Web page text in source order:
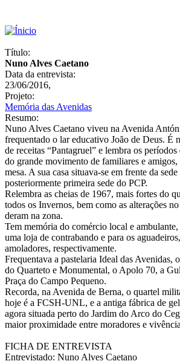
Título:
Nuno Alves Caetano
Data da entrevista:
23/06/2016,
Projeto:
Memória das Avenidas
Resumo:
Nuno Alves Caetano viveu na Avenida
frequentado o lar educativo João de Deus. É
de receitas “Pantagruel” e lembra os
do grande movimento de familiares e amigos,
mesa. A sua casa situava-se em frente da
posteriormente primeira sede do PCP.
Relembra as cheias de 1967, mais fortes do
todos os Invernos, bem como as alterações
deram na zona.
Tem memória do comércio local e ambulante,
uma loja de contrabando e para os
amoladores, respectivamente.
Frequentava a pastelaria Ideal das Avenidas,
do Quarteto e Monumental, o Apolo 70, a
Praça do Campo Pequeno.
Recorda, na Avenida de Berna, o quartel
hoje é a FCSH-UNL, e a antiga fábrica de
agora situada perto do Jardim do Arco do
maior proximidade entre moradores e
FICHA DE ENTREVISTA
Entrevistado: Nuno Alves Caetano